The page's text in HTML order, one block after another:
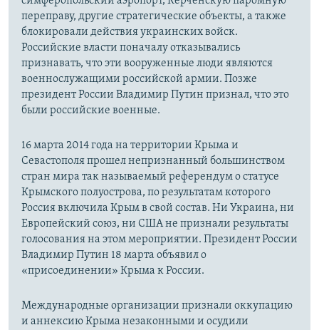
переправу, другие стратегические объекты, а также
блокировали действия украинских войск.
Российские власти поначалу отказывались
признавать, что эти вооруженные люди являются
военнослужащими российской армии. Позже
президент России Владимир Путин признал, что это
были российские военные.
16 марта 2014 года на территории Крыма и
Севастополя прошел непризнанный большинством
стран мира так называемый референдум о статусе
Крымского полуострова, по результатам которого
Россия включила Крым в свой состав. Ни Украина, ни
Европейский союз, ни США не признали результаты
голосования на этом мероприятии. Президент России
Владимир Путин 18 марта объявил о
«присоединении» Крыма к России.
Международные организации признали оккупацию
и аннексию Крыма незаконными и осудили